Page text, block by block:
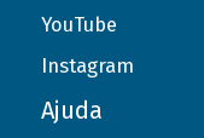
YouTube
Instagram
Ajuda